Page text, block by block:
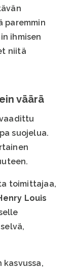
paremmin
ihmisen
niitä
väärä
suojelua.
toimittajaa,
Louis